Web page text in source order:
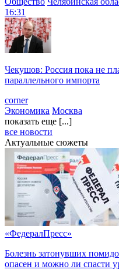
16:31
Чекушов: Россия пока не
параллельного импорта
corner
Экономика Москва
показать еще [...]
все новости
Актуальные сюжеты
«ФедералПресс»
Болезнь затонувших
опасен и можно ли спасти